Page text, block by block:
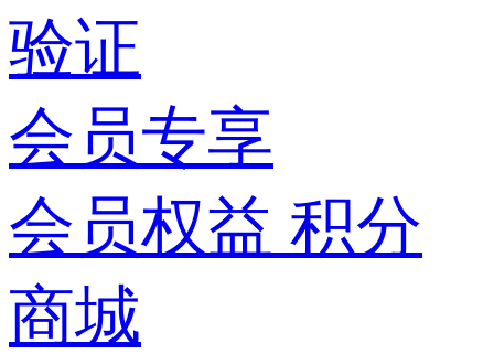
验证
会员专享
会员权益 积分
商城